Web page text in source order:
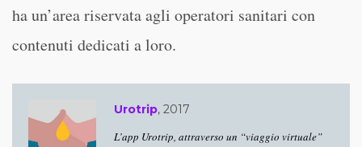
ha un’area riservata agli operatori sanitari con
contenuti dedicati a loro.
Urotrip, 2017
L’app Urotrip, attraverso un “viaggio virtuale”